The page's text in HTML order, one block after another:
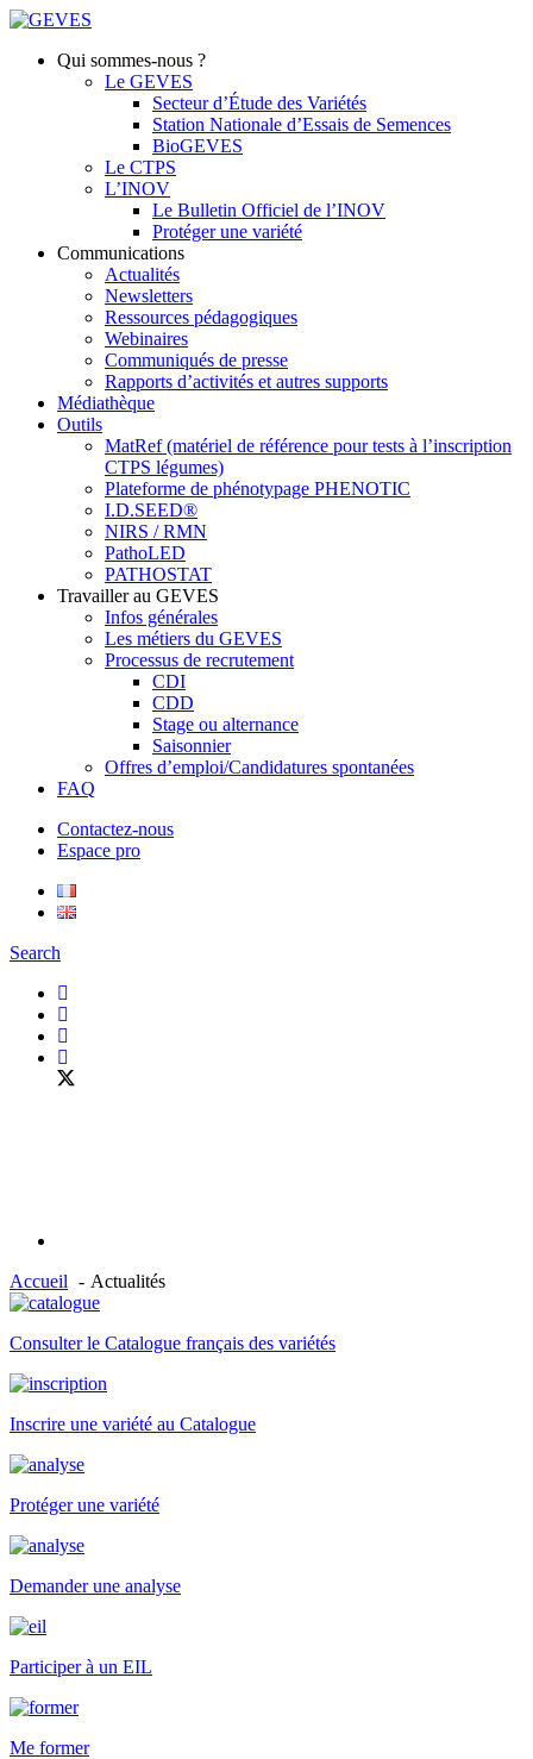
Qui sommes-nous ?
Le GEVES
Secteur d’Étude des Variétés
Station Nationale d’Essais de Semences
BioGEVES
Le CTPS
L’INOV
Le Bulletin Officiel de l’INOV
Protéger une variété
Communications
Actualités
Newsletters
Ressources pédagogiques
Webinaires
Communiqués de presse
Rapports d’activités et autres supports
Médiathèque
Outils
MatRef (matériel de référence pour tests à l’inscription
CTPS légumes)
Plateforme de phénotypage PHENOTIC
I.D.SEED®
NIRS / RMN
PathoLED
PATHOSTAT
Travailler au GEVES
Infos générales
Les métiers du GEVES
Processus de recrutement
CDI
CDD
Stage ou alternance
Saisonnier
Offres d’emploi/Candidatures spontanées
FAQ
Contactez-nous
Espace pro
Search
Accueil Actualités
Consulter le Catalogue français des variétés
Inscrire une variété au Catalogue
Protéger une variété
Demander une analyse
Participer à un EIL
Me former